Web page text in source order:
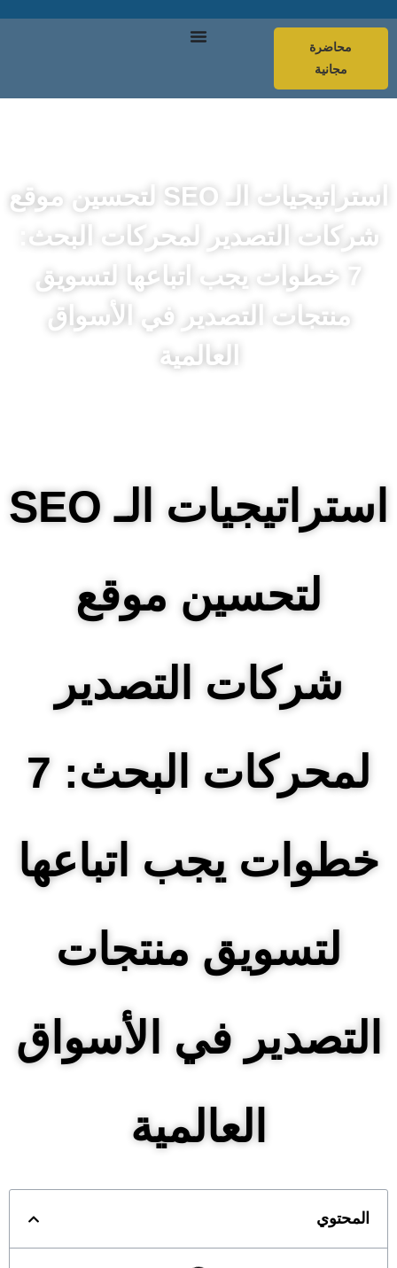
محاضرة
مجانية
استراتيجيات الـ SEO لتحسين موقع
شركات التصدير لمحركات البحث:
7 خطوات يجب اتباعها لتسويق
منتجات التصدير في الأسواق
العالمية
استراتيجيات الـ SEO
لتحسين موقع
شركات التصدير
لمحركات البحث: 7
خطوات يجب اتباعها
لتسويق منتجات
التصدير في الأسواق
العالمية
المحتوي